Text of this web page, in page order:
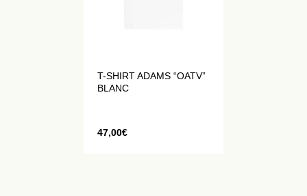
T-SHIRT ADAMS “OATV”
BLANC
47,00€